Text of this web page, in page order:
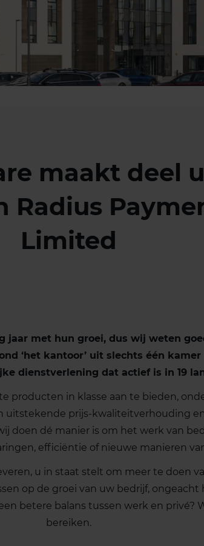
maakt deel
Radius
Limited
jaar met hun groei, dus wij weten
‘het kantoor’ uit slechts één
dienstverlening dat actief is in 19
producten in klasse aan te bieden,
uitstekende prijs-kwaliteitverhouding
doen dé manier is om het werk van
efficiëntie of nieuwe manieren
u in staat stelt om meer te doen
op de groei van uw bedrijf, ongeacht
betere balans tussen werk en privé?
bereiken.